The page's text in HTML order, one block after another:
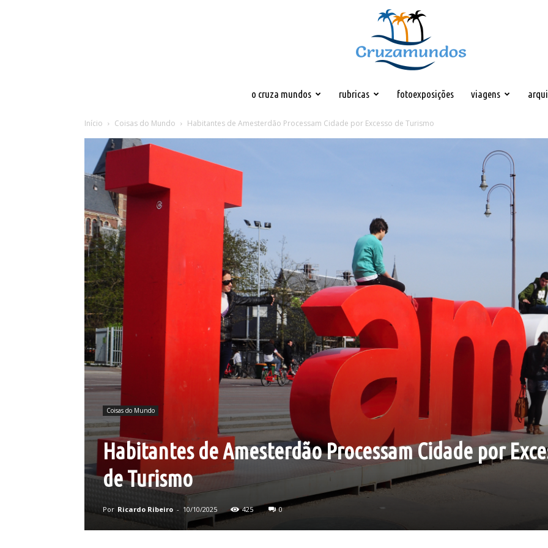
o cruza mundos rubricas fotoexposições viagens
Início Coisas do Mundo Habitantes de Amesterdão Processam Cidade por Excesso de Turismo
Coisas do Mundo
Habitantes de Amesterdão Processam Cidade por
de Turismo
Por Ricardo Ribeiro - 10/10/2025 425 0